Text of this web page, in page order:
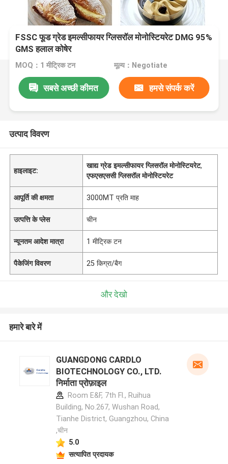
FSSC फूड ग्रेड इमल्सीफायर ग्लिसरॉल मोनोस्टियरेट DMG 95%
GMS हलाल कोषेर
MOQ：1 मीट्रिक टन मूल्य：Negotiate
सबसे अच्छी कीमत हमसे संपर्क करें
उत्पाद विवरण
हाइलाइट:
खाद्य ग्रेड इमल्सीफायर ग्लिसरॉल मोनोस्टियरेट,
एफएसएससी ग्लिसरॉल मोनोस्टियरेट
आपूर्ति की क्षमता 3000MT प्रति माह
उत्पत्ति के प्लेस चीन
न्यूनतम आदेश मात्रा 1 मीट्रिक टन
पैकेजिंग विवरण 25 किग्रा/बैग
और देखो
हमारे बारे में
GUANGDONG CARDLO
BIOTECHNOLOGY CO., LTD.
निर्माता प्रोफ़ाइल
Room E&F, 7th Fl., Ruihua
Building, No.267, Wushan Road,
Tianhe District, Guangzhou, China
,चीन
5.0
सत्यापित प्रदायक